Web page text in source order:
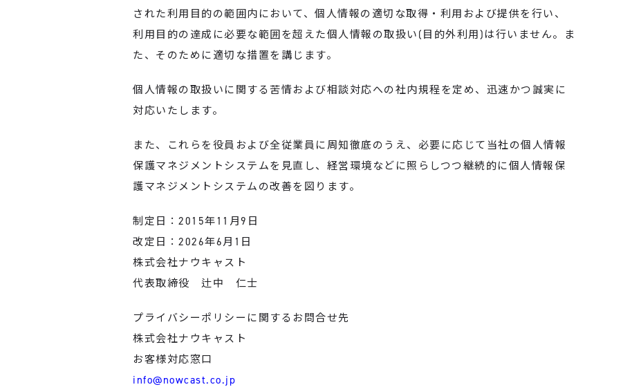
された利用目的の範囲内において、個人情報の適切な取得・利用および提供を行い、
利用目的の達成に必要な範囲を超えた個人情報の取扱い(目的外利用)は行いません。ま
た、そのために適切な措置を講じます。
個人情報の取扱いに関する苦情および相談対応への社内規程を定め、迅速かつ誠実に
対応いたします。
また、これらを役員および全従業員に周知徹底のうえ、必要に応じて当社の個人情報
保護マネジメントシステムを見直し、経営環境などに照らしつつ継続的に個人情報保
護マネジメントシステムの改善を図ります。
制定日：2015年11月9日
改定日：2026年6月1日
株式会社ナウキャスト
代表取締役 辻中 仁士
プライバシーポリシーに関するお問合せ先
株式会社ナウキャスト
お客様対応窓口
info@nowcast.co.jp